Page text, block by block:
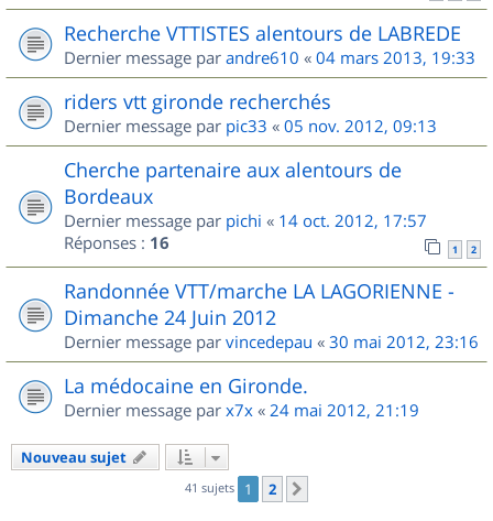
Recherche VTTISTES alentours de LABREDE
Dernier message par andre610 « 04 mars 2013, 19:33
riders vtt gironde recherchés
Dernier message par pic33 « 05 nov. 2012, 09:13
Cherche partenaire aux alentours de
Bordeaux
Dernier message par pichi « 14 oct. 2012, 17:57
Réponses : 16 1 2
Randonnée VTT/marche LA LAGORIENNE -
Dimanche 24 Juin 2012
Dernier message par vincedepau « 30 mai 2012, 23:16
La médocaine en Gironde.
Dernier message par x7x « 24 mai 2012, 21:19
Nouveau sujet
41 sujets 1 2